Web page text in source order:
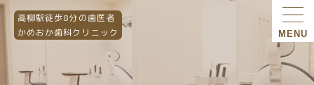
高柳駅徒歩8分の歯医者
かめおか歯科クリニック
MENU